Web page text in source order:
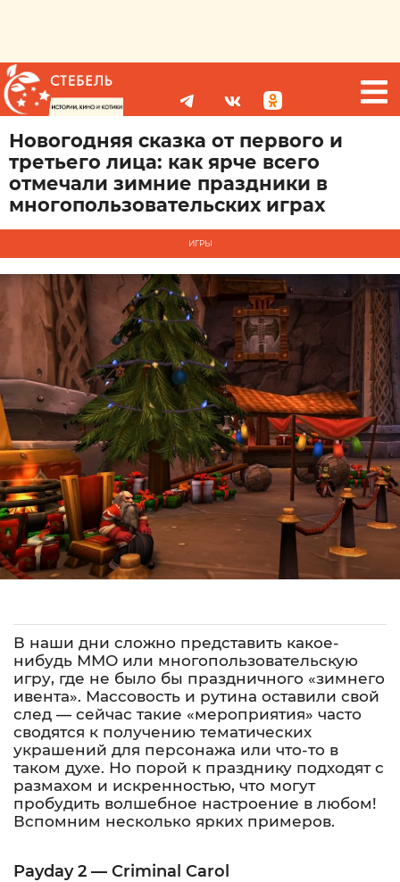
Новогодняя сказка от первого и
третьего лица: как ярче всего
отмечали зимние праздники в
многопользовательских играх
ИГРЫ
В наши дни сложно представить какое-
нибудь ММО или многопользовательскую
игру, где не было бы праздничного «зимнего
ивента». Массовость и рутина оставили свой
след — сейчас такие «мероприятия» часто
сводятся к получению тематических
украшений для персонажа или что-то в
таком духе. Но порой к празднику подходят с
размахом и искренностью, что могут
пробудить волшебное настроение в любом!
Вспомним несколько ярких примеров.
Payday 2 — Criminal Carol